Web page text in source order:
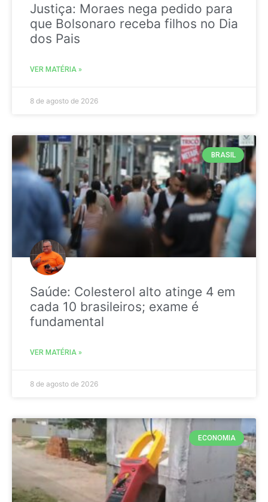
Justiça: Moraes nega pedido para
que Bolsonaro receba filhos no Dia
dos Pais
VER MATÉRIA »
8 de agosto de 2026
BRASIL
Saúde: Colesterol alto atinge 4 em
cada 10 brasileiros; exame é
fundamental
VER MATÉRIA »
8 de agosto de 2026
ECONOMIA